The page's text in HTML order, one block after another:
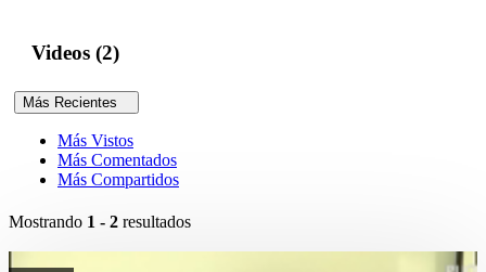
Videos (2)
Más Recientes
Más Vistos
Más Comentados
Más Compartidos
Mostrando 1 - 2 resultados